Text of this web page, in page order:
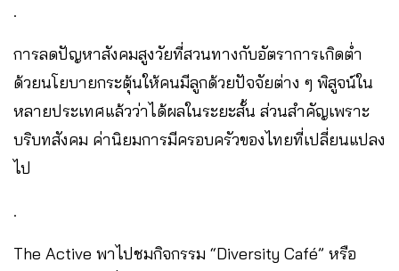
.
การลดปัญหาสังคมสูงวัยที่สวนทางกับอัตราการเกิดต่ำ
ด้วยนโยบายกระตุ้นให้คนมีลูกด้วยปัจจัยต่าง ๆ พิสูจน์ใน
หลายประเทศแล้วว่าได้ผลในระยะสั้น ส่วนสำคัญเพราะ
บริบทสังคม ค่านิยมการมีครอบครัวของไทยที่เปลี่ยนแปลง
ไป
.
The Active พาไปชมกิจกรรม “Diversity Café” หรือ